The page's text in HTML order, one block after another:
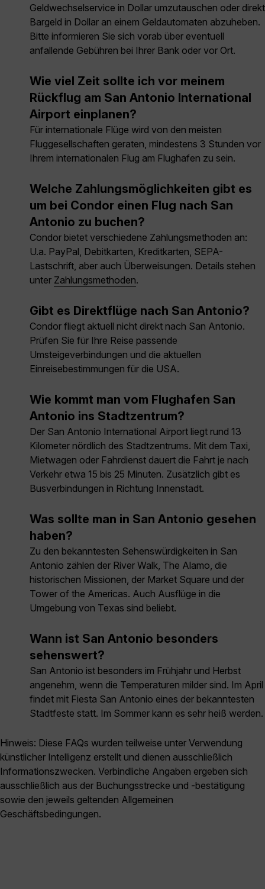
Geldwechselservice in Dollar umzutauschen oder direkt
Bargeld in Dollar an einem Geldautomaten abzuheben.
Bitte informieren Sie sich vorab über eventuell
anfallende Gebühren bei Ihrer Bank oder vor Ort.
Wie viel Zeit sollte ich vor meinem
Rückflug am San Antonio International
Airport einplanen?
Für internationale Flüge wird von den meisten
Fluggesellschaften geraten, mindestens 3 Stunden vor
Ihrem internationalen Flug am Flughafen zu sein.
Welche Zahlungsmöglichkeiten gibt es
um bei Condor einen Flug nach San
Antonio zu buchen?
Condor bietet verschiedene Zahlungsmethoden an:
U.a. PayPal, Debitkarten, Kreditkarten, SEPA-
Lastschrift, aber auch Überweisungen. Details stehen
unter Zahlungsmethoden.
Gibt es Direktflüge nach San Antonio?
Condor fliegt aktuell nicht direkt nach San Antonio.
Prüfen Sie für Ihre Reise passende
Umsteigeverbindungen und die aktuellen
Einreisebestimmungen für die USA.
Wie kommt man vom Flughafen San
Antonio ins Stadtzentrum?
Der San Antonio International Airport liegt rund 13
Kilometer nördlich des Stadtzentrums. Mit dem Taxi,
Mietwagen oder Fahrdienst dauert die Fahrt je nach
Verkehr etwa 15 bis 25 Minuten. Zusätzlich gibt es
Busverbindungen in Richtung Innenstadt.
Was sollte man in San Antonio gesehen
haben?
Zu den bekanntesten Sehenswürdigkeiten in San
Antonio zählen der River Walk, The Alamo, die
historischen Missionen, der Market Square und der
Tower of the Americas. Auch Ausflüge in die
Umgebung von Texas sind beliebt.
Wann ist San Antonio besonders
sehenswert?
San Antonio ist besonders im Frühjahr und Herbst
angenehm, wenn die Temperaturen milder sind. Im April
findet mit Fiesta San Antonio eines der bekanntesten
Stadtfeste statt. Im Sommer kann es sehr heiß werden.
Hinweis: Diese FAQs wurden teilweise unter Verwendung
künstlicher Intelligenz erstellt und dienen ausschließlich
Informationszwecken. Verbindliche Angaben ergeben sich
ausschließlich aus der Buchungsstrecke und -bestätigung
sowie den jeweils geltenden Allgemeinen
Geschäftsbedingungen.